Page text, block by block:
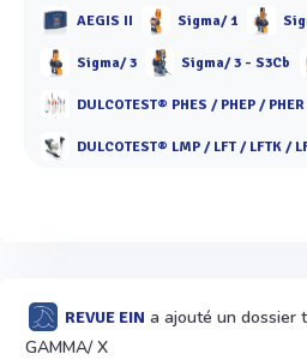
AEGIS II Sigma/ 1
Sigma/ 3 Sigma/ 3 - S3Cb
DULCOTEST® PHES / PHEP / PHER / PHEX / PHED /
DULCOTEST® LMP / LFT / LFTK / LF
REVUE EIN a ajouté un dossier
GAMMA/ X